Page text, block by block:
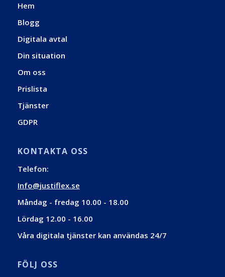
Hem
Blogg
Digitala avtal
Din situation
Om oss
Prislista
Tjänster
GDPR
KONTAKTA OSS
Telefon:
Info@justiflex.se
Måndag - fredag 10.00 - 18.00
Lördag 12.00 - 16.00
Våra digitala tjänster kan användas 24/7
FÖLJ OSS